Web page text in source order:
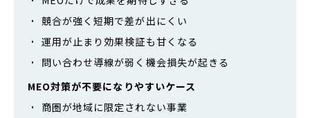
競合が強く短期で差が出にくい
運用が止まり効果検証も甘くなる
問い合わせ導線が弱く機会損失が起きる
MEO対策が不要になりやすいケース
商圏が地域に限定されない事業